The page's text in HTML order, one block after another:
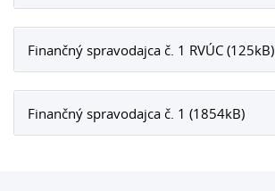
Finančný spravodajca č. 1 RVÚC (125kB)
Finančný spravodajca č. 1 (1854kB)